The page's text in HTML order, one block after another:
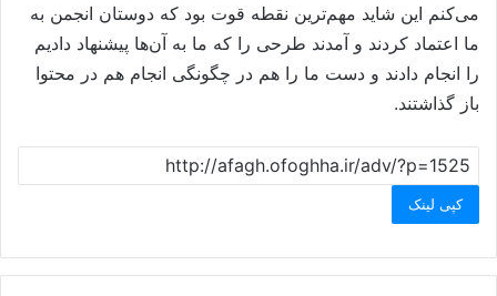
می‌کنم این شاید مهم‌ترین نقطه قوت بود که دوستان انجمن به
ما اعتماد کردند و آمدند طرحی را که ما به آن‌ها پیشنهاد دادیم
را انجام دادند و دست ما را هم در چگونگی انجام هم در محتوا
باز گذاشتند.
کپی لینک